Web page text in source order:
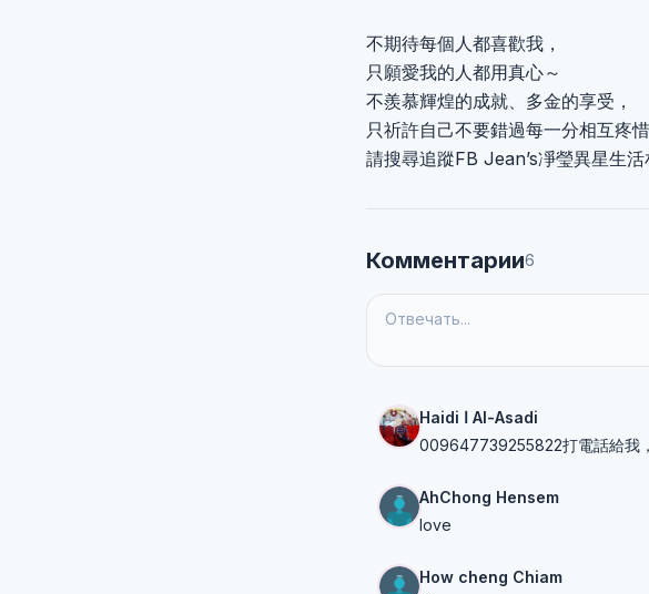
不期待每個人都喜歡我，
只願愛我的人都用真心～
不羨慕輝煌的成就、多金的享受，
只祈許自己不要錯過每一分相互疼
請搜尋追蹤FB Jean’s凈瑩異星生
Комментарии6
Haidi ا Al-Asadi
009647739255822打電話給我
AhChong Hensem
love
How cheng Chiam